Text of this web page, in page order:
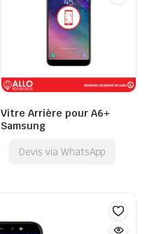
Vitre Arrière pour A6+
Samsung
Devis via WhatsApp